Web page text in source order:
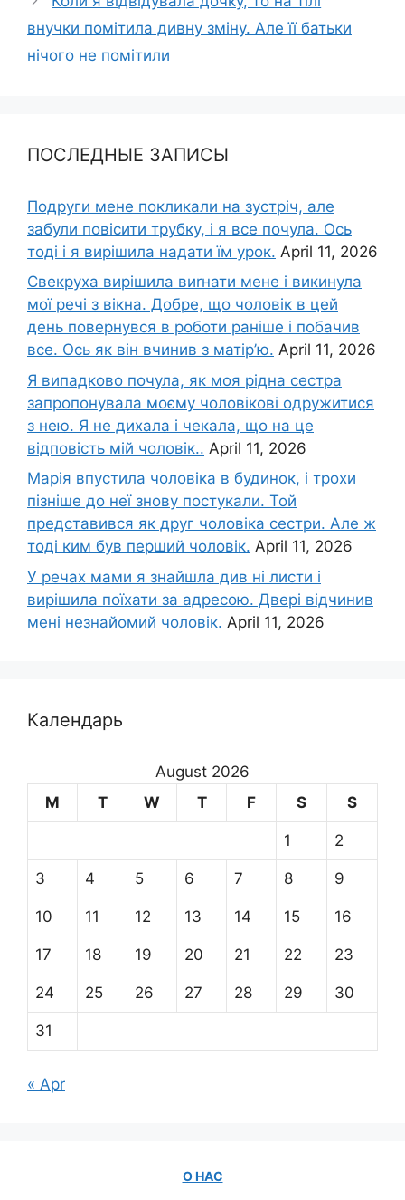
внучки помітила дивну зміну. Але її батьки
нічого не помітили
ПОСЛЕДНЫЕ ЗАПИСЫ
Подруги мене покликали на зустріч, але
забули повісити трубку, і я все почула. Ось
тоді і я вирішила надати їм урок. April 11, 2026
Свекруха вирішила виrнати мене і викинула
мої речі з вікна. Добре, що чоловік в цей
день повернувся в роботи раніше і побачив
все. Ось як він вчинив з матір’ю. April 11, 2026
Я випадково почула, як моя рідна сестра
запропонувала моєму чоловікові одружитися
з нею. Я не дихала і чекала, що на це
відповість мій чоловік.. April 11, 2026
Марія впустила чоловіка в будинок, і трохи
пізніше до неї знову постукали. Той
представився як друг чоловіка сестри. Але ж
тоді ким був перший чоловік. April 11, 2026
У речах мами я знайшла див ні листи і
вирішила поїхати за адресою. Двері відчинив
мені незнайомий чоловік. April 11, 2026
Календарь
August 2026
M
T W T F S S
1 2
3 4 5 6 7 8 9
10 11 12 13 14 15 16
17 18 19 20 21 22 23
24 25 26 27 28 29 30
31
« Apr
О НАС